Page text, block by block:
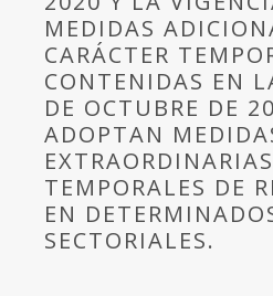
MEDIDAS
CARÁCTER
CONTENIDAS EN
DE OCTUBRE DE
ADOPTAN
TEMPORALES DE
EN
SECTORIALES.